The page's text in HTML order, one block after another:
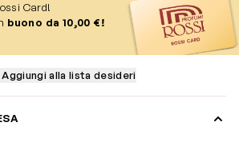
Card!
buono da 10,00 €!
Aggiungi alla lista desideri